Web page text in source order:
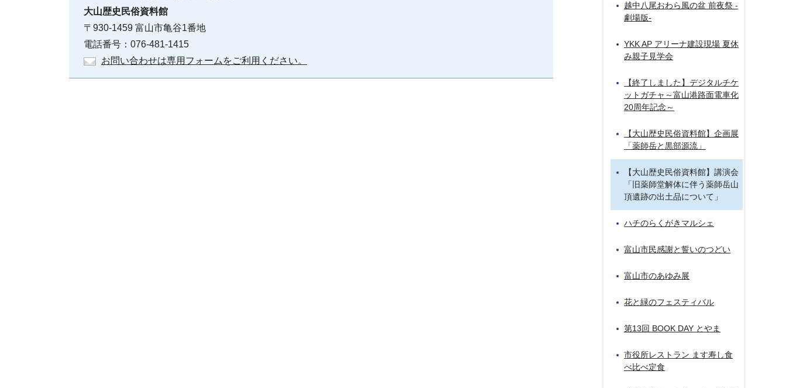
大山歴史民俗資料館
〒930-1459 富山市亀谷1番地
電話番号：076-481-1415
お問い合わせは専用フォームをご利用ください。
越中八尾おわら風の盆 前夜祭 -
劇場版-
YKK AP アリーナ建設現場 夏休
み親子見学会
【終了しました】デジタルチケ
ットガチャ～富山港路面電車化
20周年記念～
【大山歴史民俗資料館】企画展
「薬師岳と黒部源流」
【大山歴史民俗資料館】講演会
「旧薬師堂解体に伴う薬師岳山
頂遺跡の出土品について」
ハチのらくがきマルシェ
富山市民感謝と誓いのつどい
富山市のあゆみ展
花と緑のフェスティバル
第13回 BOOK DAY とやま
市役所レストラン ます寿し食
べ比べ定食